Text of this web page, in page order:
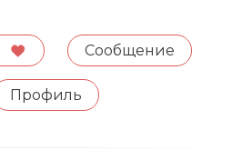
Сообщение
Профиль